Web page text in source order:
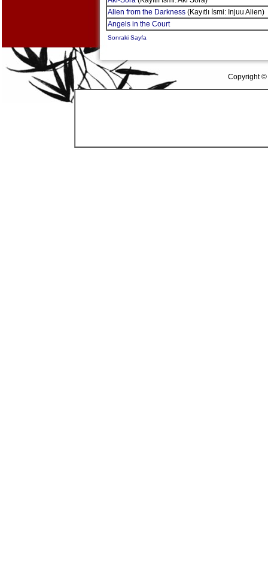
Alien from the Darkness(Kayıtlı İsmi: Injuu Alien)
Angels in the Court
Sonraki Sayfa
Copyright ©